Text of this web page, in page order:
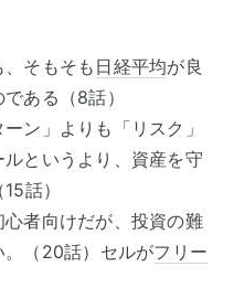
そもそも 日経平均が良
ある（8話）
ン」よりも「リスク」
というより、資産を守
話）
者向けだが、投資の難
。（20話）セルがフリー